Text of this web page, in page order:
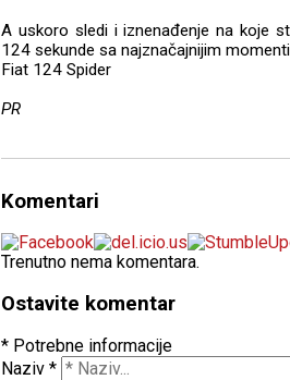
A uskoro sledi i iznenađenje na koje
124 sekunde sa najznačajnijim
Fiat 124 Spider
PR
Komentari
Trenutno nema komentara.
Ostavite komentar
* Potrebne informacije
Naziv *